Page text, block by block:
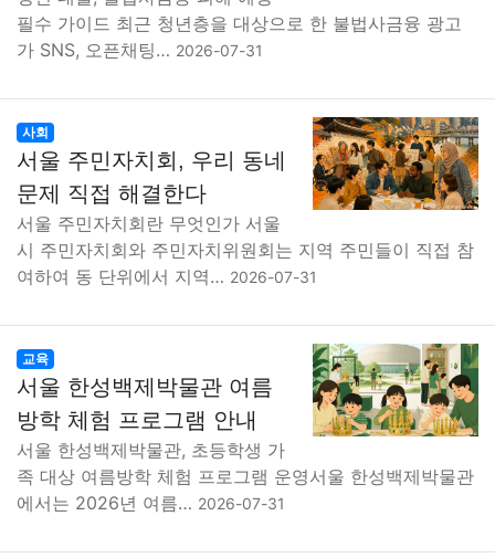
필수 가이드 최근 청년층을 대상으로 한 불법사금융 광고
가 SNS, 오픈채팅… 2026-07-31
사회
서울 주민자치회, 우리 동네
문제 직접 해결한다
서울 주민자치회란 무엇인가 서울
시 주민자치회와 주민자치위원회는 지역 주민들이 직접 참
여하여 동 단위에서 지역… 2026-07-31
교육
서울 한성백제박물관 여름
방학 체험 프로그램 안내
서울 한성백제박물관, 초등학생 가
족 대상 여름방학 체험 프로그램 운영서울 한성백제박물관
에서는 2026년 여름… 2026-07-31